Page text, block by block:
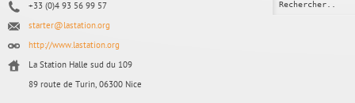
+33 (0)4 93 56 99 57
starter@lastation.org
http://www.lastation.org
La Station Halle sud du 109
89 route de Turin, 06300 Nice